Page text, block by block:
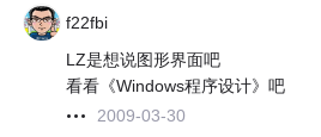
f22fbi
LZ是想说图形界面吧
看看《Windows程序设计》吧
2009-03-30